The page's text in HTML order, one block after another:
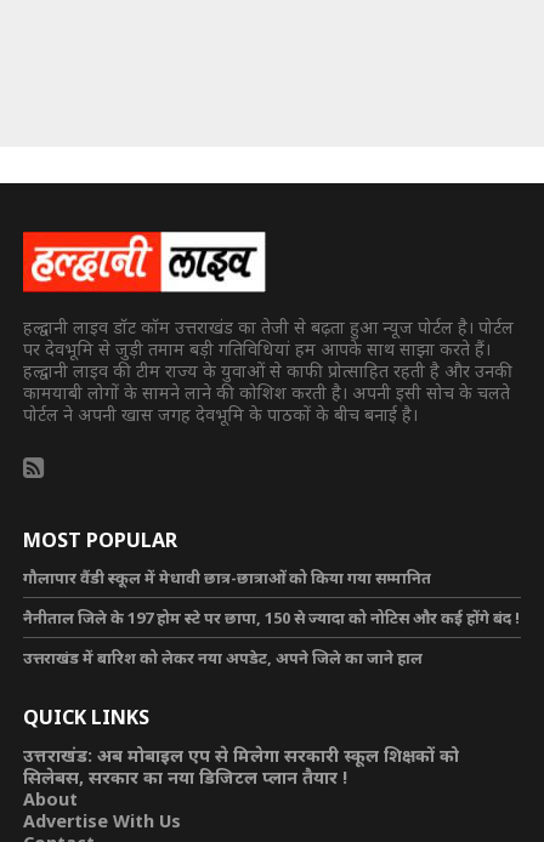
हल्द्वानी लाइव डॉट कॉम उत्तराखंड का तेजी से बढ़ता हुआ न्यूज पोर्टल है। पोर्टल
पर देवभूमि से जुड़ी तमाम बड़ी गतिविधियां हम आपके साथ साझा करते हैं।
हल्द्वानी लाइव की टीम राज्य के युवाओं से काफी प्रोत्साहित रहती है और उनकी
कामयाबी लोगों के सामने लाने की कोशिश करती है। अपनी इसी सोच के चलते
पोर्टल ने अपनी खास जगह देवभूमि के पाठकों के बीच बनाई है।
MOST POPULAR
गौलापार वैंडी स्कूल में मेधावी छात्र-छात्राओं को किया गया सम्मानित
नैनीताल जिले के 197 होम स्टे पर छापा, 150 से ज्यादा को नोटिस और कई होंगे बंद !
उत्तराखंड में बारिश को लेकर नया अपडेट, अपने जिले का जाने हाल
QUICK LINKS
उत्तराखंड: अब मोबाइल एप से मिलेगा सरकारी स्कूल शिक्षकों को
सिलेबस, सरकार का नया डिजिटल प्लान तैयार !
About
Advertise With Us